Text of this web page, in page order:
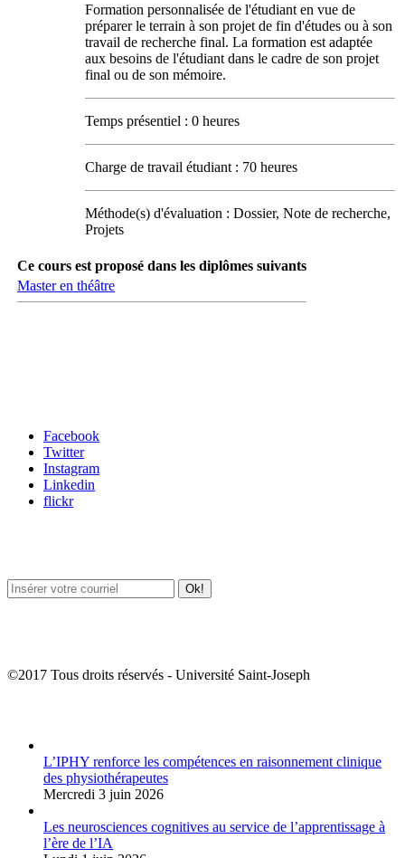
Formation personnalisée de l'étudiant en vue de
préparer le terrain à son projet de fin d'études ou à son
travail de recherche final. La formation est adaptée
aux besoins de l'étudiant dans le cadre de son projet
final ou de son mémoire.
Temps présentiel : 0 heures
Charge de travail étudiant : 70 heures
Méthode(s) d'évaluation : Dossier, Note de recherche,
Projets
Ce cours est proposé dans les diplômes suivants
Master en théâtre
Facebook
Twitter
Instagram
Linkedin
flickr
©2017 Tous droits réservés - Université Saint-Joseph
L’IPHY renforce les compétences en raisonnement clinique
des physiothérapeutes
Mercredi 3 juin 2026
Les neurosciences cognitives au service de l’apprentissage à
l’ère de l’IA